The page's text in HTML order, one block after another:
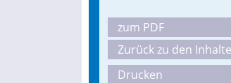
zum PDF
Zurück zu den
Drucken